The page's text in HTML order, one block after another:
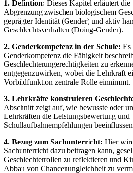
1. Defintion: Dieses Kapitel erläutert die
Abgrenzung zwischen biologischem
geprägter Identität (Gender) und aktiv
Geschlechtsverhalten (Doing-Gender).
2. Genderkompetenz in der Schule: Es
Genderkompetenz die Fähigkeit
Geschlechterungerechtigkeiten zu
entgegenzuwirken, wobei die Lehrkraft
Vorbildfunktion zentrale Rolle einnimmt.
3. Lehrkräfte konstruieren
Abschnitt zeigt auf, wie bewusste oder
Lehrkräften die Leistungsbewertung und
Schullaufbahnempfehlungen
4. Bezug zum Sachunterricht: Hier
Sachunterricht dazu beitragen kann,
Geschlechterrollen zu reflektieren und
Abbau von Chancenungleichheit zu